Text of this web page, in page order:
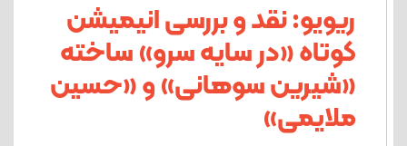
ریویو: نقد و بررسی انیمیشن
کوتاه «در سایه سرو» ساخته
«شیرین سوهانی» و «حسین
ملایمی»